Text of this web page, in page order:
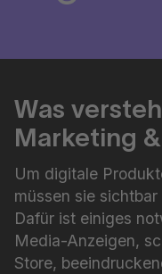
Was
Marketing
Um digitale
müssen sie
Dafür ist einiges
Media-Anzeigen,
Store,